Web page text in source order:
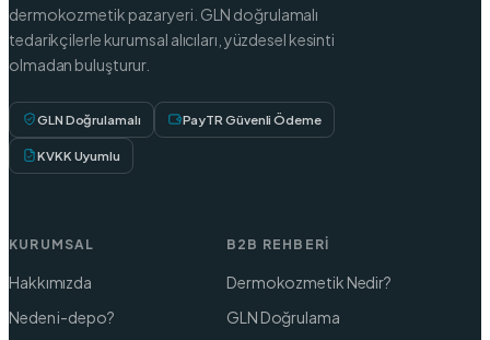
dermokozmetik pazaryeri. GLN doğrulamalı
tedarikçilerle kurumsal alıcıları, yüzdesel kesinti
olmadan buluşturur.
GLN Doğrulamalı PayTR Güvenli Ödeme
KVKK Uyumlu
KURUMSAL
Hakkımızda
Neden i-depo?
B2B REHBERI
Dermokozmetik Nedir?
GLN Doğrulama